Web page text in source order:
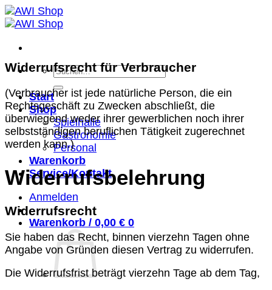
Zum
Inhalt
Suchen
nach:
Start
Shop
Spielhalle
Gastronomie
Personal
Warenkorb
Service/Kontakt
Anmelden
Warenkorb / 0,00 € 0
Widerrufsrecht für Verbraucher
(Verbraucher ist jede natürliche Person, die ein
Rechtsgeschäft zu Zwecken abschließt, die
überwiegend weder ihrer gewerblichen noch ihrer
selbstständigen beruflichen Tätigkeit zugerechnet
werden kann.)
Widerrufsbelehrung
Widerrufsrecht
Sie haben das Recht, binnen vierzehn Tagen ohne
Angabe von Gründen diesen Vertrag zu widerrufen.
Die Widerrufsfrist beträgt vierzehn Tage ab dem Tag,